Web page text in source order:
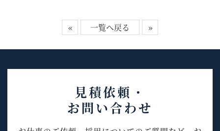
« 一覧へ戻る »
見積依頼・
お問い合わせ